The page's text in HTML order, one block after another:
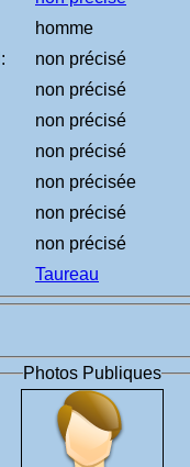
homme
non précisé
non précisé
non précisé
non précisé
non précisée
non précisé
non précisé
Taureau
Photos Publiques